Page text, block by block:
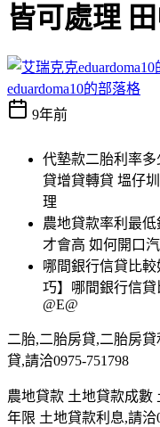
皆可處理
eduardoma10的部落格
9年前
代墊款二胎利率
貸增貸轉貸 塭仔
理
農地貸款率利最
才會高 如何開口
哪間銀行信貸比
巧】哪間銀行信
@E@
二胎,二胎房貸,二胎房
貸,請洽0975-751798
農地貸款 土地貸款成數
年限 土地貸款利息,請洽